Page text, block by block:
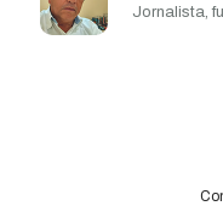
Jornalista,